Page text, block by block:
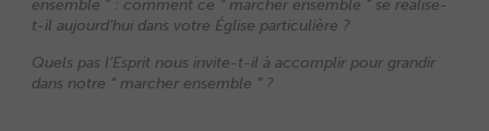
ensemble ” : comment ce “ marcher ensemble ” se réalise-
t-il aujourd’hui dans votre Église particulière ?
Quels pas l’Esprit nous invite-t-il à accomplir pour grandir
dans notre “ marcher ensemble ” ?